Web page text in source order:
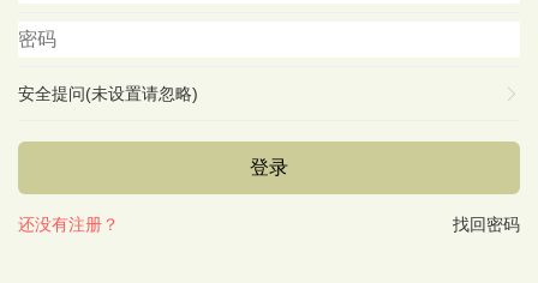
安全提问(未设置请忽略)
登录
找回密码
还没有注册？